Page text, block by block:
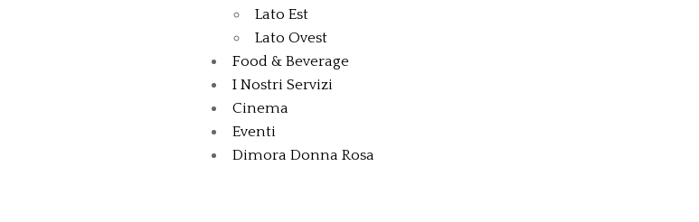
Lato Est
Lato Ovest
Food & Beverage
I Nostri Servizi
Cinema
Eventi
Dimora Donna Rosa